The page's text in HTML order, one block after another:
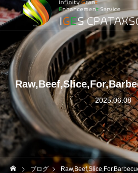
2025.06.08
ブログ